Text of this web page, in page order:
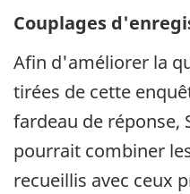
Couplages
Afin d'améliorer la
tirées de cette
fardeau de réponse,
pourrait combiner
recueillis avec ceux